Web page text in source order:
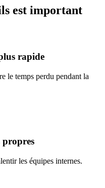
est important
rapide
le temps perdu pendant la
propres
les équipes internes.